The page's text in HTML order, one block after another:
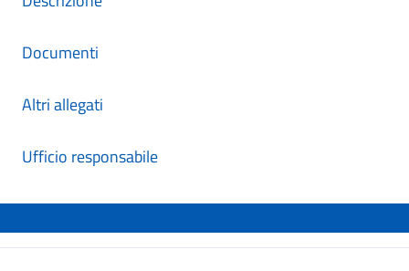
Documenti
Altri allegati
Ufficio responsabile